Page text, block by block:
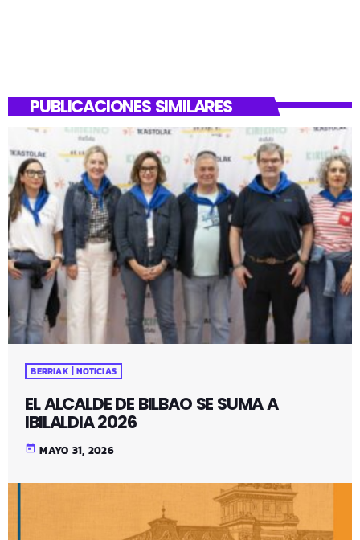
PUBLICACIONES SIMILARES
BERRIAK | NOTICIAS
EL ALCALDE DE BILBAO SE SUMA A
IBILALDIA 2026
today MAYO 31, 2026